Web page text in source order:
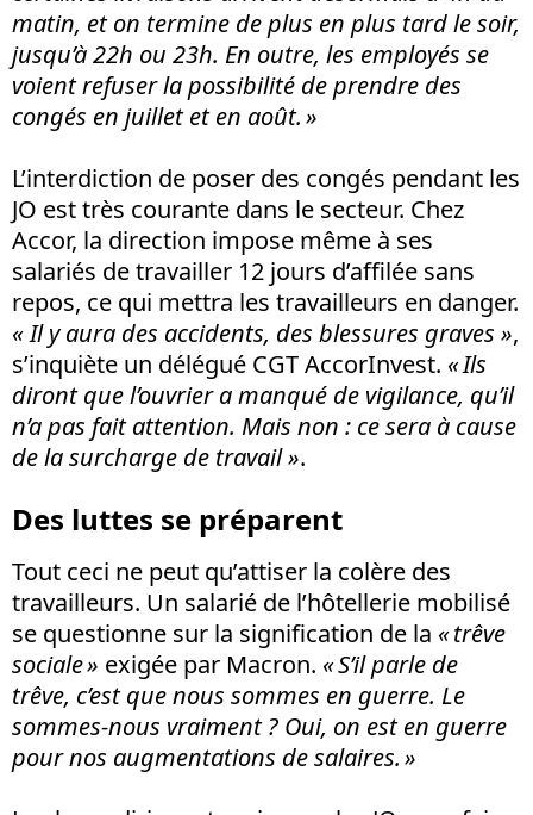
matin, et on termine de plus en plus tard le soir,
jusqu’à 22h ou 23h. En outre, les employés se
voient refuser la possibilité de prendre des
congés en juillet et en août. »
L’interdiction de poser des congés pendant les
JO est très courante dans le secteur. Chez
Accor, la direction impose même à ses
salariés de travailler 12 jours d’affilée sans
repos, ce qui mettra les travailleurs en danger.
«Il y aura des accidents, des blessures graves »,
s’inquiète un délégué CGT AccorInvest. « Ils
diront que l’ouvrier a manqué de vigilance, qu’il
n’a pas fait attention. Mais non : ce sera à cause
de la surcharge de travail ».
Des luttes se préparent
Tout ceci ne peut qu’attiser la colère des
travailleurs. Un salarié de l’hôtellerie mobilisé
se questionne sur la signification de la « trêve
sociale » exigée par Macron. « S’il parle de
trêve, c’est que nous sommes en guerre. Le
sommes-nous vraiment ? Oui, on est en guerre
pour nos augmentations de salaires. »